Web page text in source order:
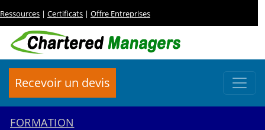
Ressources | Certificats | Offre Entreprises
Recevoir un devis
FORMATION